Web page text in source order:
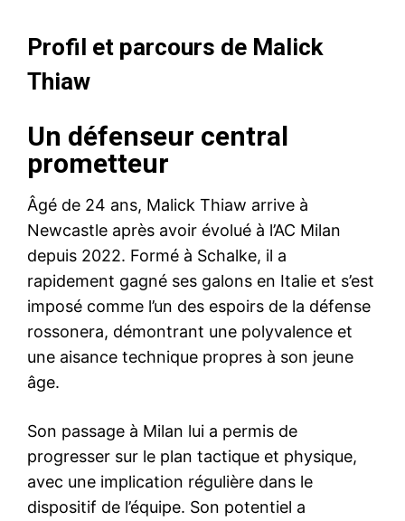
Profil et parcours de Malick
Thiaw
Un défenseur central
prometteur
Âgé de 24 ans, Malick Thiaw arrive à
Newcastle après avoir évolué à l’AC Milan
depuis 2022. Formé à Schalke, il a
rapidement gagné ses galons en Italie et s’est
imposé comme l’un des espoirs de la défense
rossonera, démontrant une polyvalence et
une aisance technique propres à son jeune
âge.
Son passage à Milan lui a permis de
progresser sur le plan tactique et physique,
avec une implication régulière dans le
dispositif de l’équipe. Son potentiel a